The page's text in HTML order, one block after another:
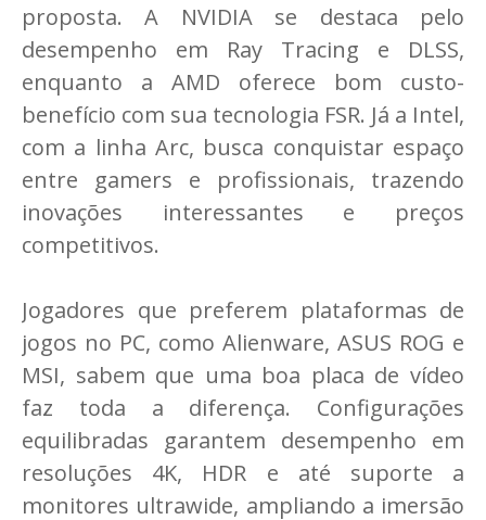
proposta. A NVIDIA se destaca pelo
desempenho em Ray Tracing e DLSS,
enquanto a AMD oferece bom custo-
benefício com sua tecnologia FSR. Já a Intel,
com a linha Arc, busca conquistar espaço
entre gamers e profissionais, trazendo
inovações interessantes e preços
competitivos.
Jogadores que preferem plataformas de
jogos no PC, como Alienware, ASUS ROG e
MSI, sabem que uma boa placa de vídeo
faz toda a diferença. Configurações
equilibradas garantem desempenho em
resoluções 4K, HDR e até suporte a
monitores ultrawide, ampliando a imersão